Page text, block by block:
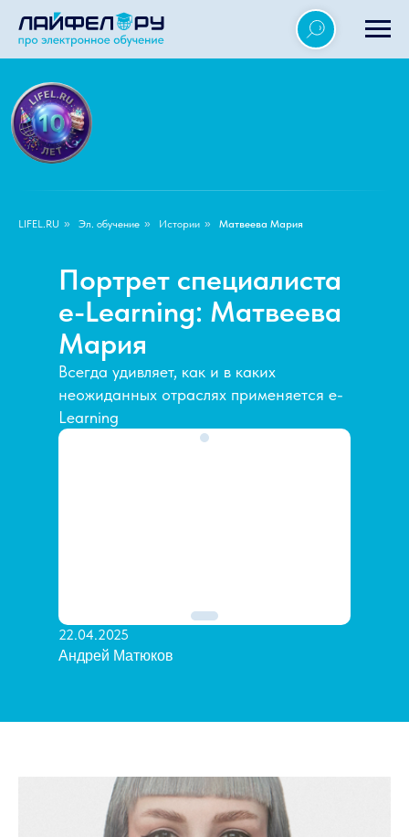
LIFEL.RU » Эл. обучение » Истории » Матвеева Мария
Портрет специалиста
e-Learning: Матвеева
Мария
Всегда удивляет, как и в каких
неожиданных отраслях применяется e-
Learning
22.04.2025
Андрей Матюков